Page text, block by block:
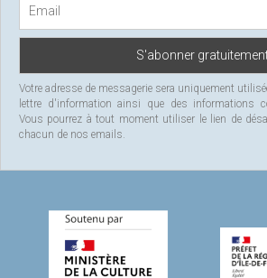
Votre adresse de messagerie sera uniquement
lettre d'information ainsi que des informations
Vous pourrez à tout moment utiliser le lien de
chacun de nos emails.